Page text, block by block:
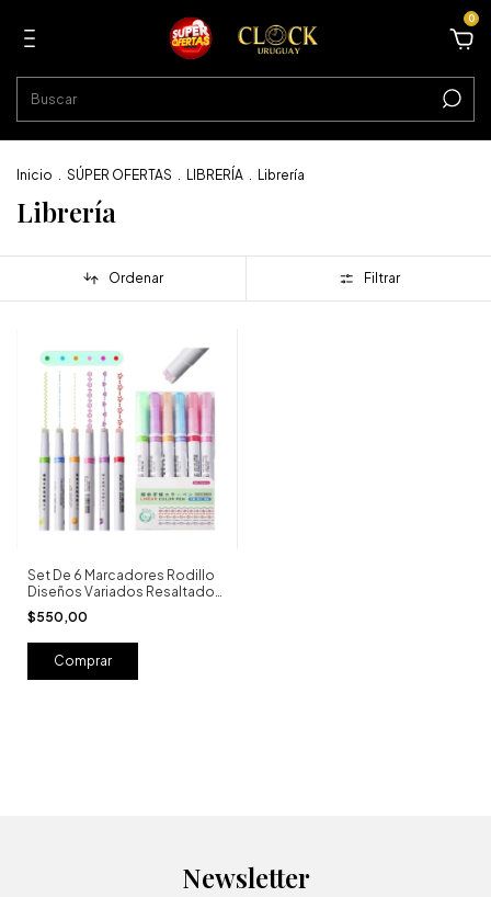
0
Inicio . SÚPER OFERTAS . LIBRERÍA . Librería
Librería
Ordenar Filtrar
Set De 6 Marcadores Rodillo
Diseños Variados Resaltador
Caja
$550,00
Newsletter